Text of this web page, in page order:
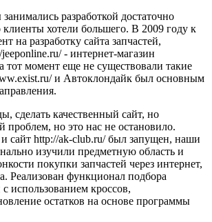
разработкой достаточно
хотели большего. В 2009 году к
на разработку сайта запчастей,
- интернет-магазин
момент еще не существовали такие
и Автоклондайк был основным
сделать качественный сайт, но
проблем, но это нас не остановило.
и сайт http://ak-club.ru/ был запущен, наши
изучили предметную область и
покупки запчастей через интернет,
Реализован функционал подбора
с использованием кроссов,
остатков на основе программы